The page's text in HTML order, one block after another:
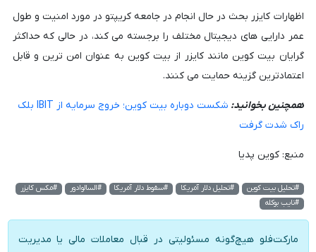
اظهارات کایزر بحث در حال انجام در جامعه کریپتو در مورد امنیت و طول
عمر دارایی های دیجیتال مختلف را برجسته می کند، در حالی که حداکثر
گرایان بیت کوین مانند کایزر از بیت کوین به عنوان امن ترین و قابل
اعتمادترین گزینه حمایت می کنند.
همچنین بخوانید:
شکست دوباره بیت کوین؛ خروج سرمایه از IBIT بلک
راک شدت گرفت
منبع: کوین پدیا
#تحلیل بیت کوین #تحلیل دلار آمریکا #سقوط دلار آمریکا #السالوادور
#مکس کایزر
#نایب بوکله
مارکت‌فلو هیچ‌گونه مسئولیتی در قبال معاملات مالی یا مدیریت